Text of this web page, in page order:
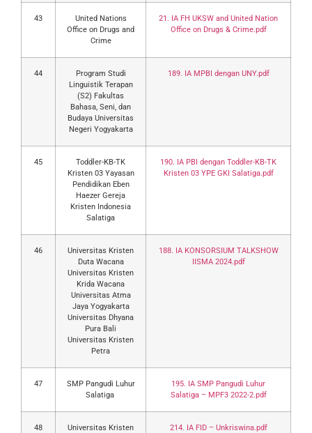
43
United Nations
Office on Drugs and
Crime
21. IA FH UKSW and United Nation
Office on Drugs & Crime.pdf
44
Program Studi
Linguistik Terapan
(S2) Fakultas
Bahasa, Seni, dan
Budaya Universitas
Negeri Yogyakarta
189. IA MPBI dengan UNY.pdf
45
Toddler-KB-TK
Kristen 03 Yayasan
Pendidikan Eben
Haezer Gereja
Kristen Indonesia
Salatiga
190. IA PBI dengan Toddler-KB-TK
Kristen 03 YPE GKI Salatiga.pdf
46
Universitas Kristen
Duta Wacana
Universitas Kristen
Krida Wacana
Universitas Atma
Jaya Yogyakarta
Universitas Dhyana
Pura Bali
Universitas Kristen
Petra
188. IA KONSORSIUM TALKSHOW
IISMA 2024.pdf
47
SMP Pangudi Luhur
Salatiga
195. IA SMP Pangudi Luhur
Salatiga – MPF3 2022-2.pdf
48
Universitas Kristen
214. IA FID – Unkriswina.pdf